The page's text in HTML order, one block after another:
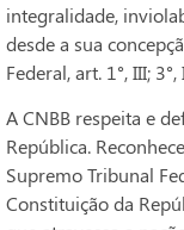
integralidade,
desde a sua
Federal, art. 1°, III;
A CNBB respeita e
República.
Supremo Tribunal
Constituição da